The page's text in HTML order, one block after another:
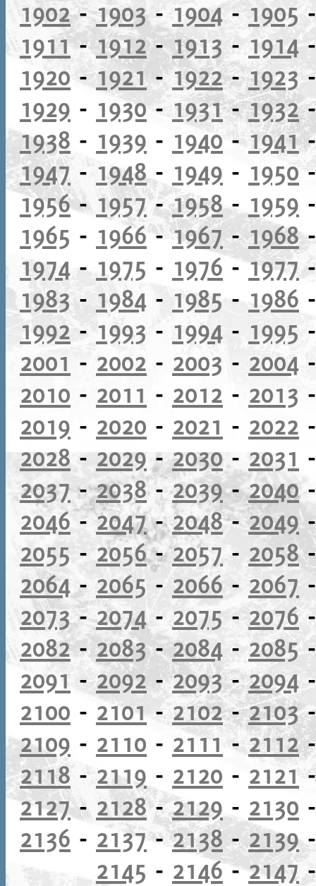
1902-1903-1904-1905
1911-1912-1913 -1914
1920 - 1921-1922-1923
1929 - 1930- 1931-1932
1938 - 1939 - 1940-1941
1947 - 1948- 1949 - 1950
1956- 1957-1958- 1959
1965 - 1966-1967-1968
1974 - 1975 - 1976 -1977
1983- 1984 - 1985 - 1986
1992-1993 - 1994 - 1995
2001 - 2002 - 2003 - 2004
2010 - 2011 - 2012 - 2013
2019 - 2020 - 2021 - 2022
2028 - 2029 -2030- 2031
2037-2038-2039-2040
2046-2047-2048-2049
2055 - 2056-2057 - 2058
2064 - 2065 - 2066 - 2067
2073-2074- 2075- 2076
2082-2083-2084-2085
2091 -2092 -2093-2094
2100 - 2101-2102-2103
2109 - 2110 - 2111-2112
2118- 2119 - 2120 - 2121
2127- 2128-2129 - 2130
2136 - 2137-2138- 2139
2145 - 2146-2147